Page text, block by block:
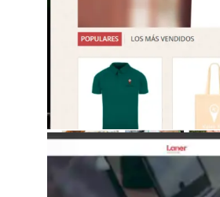
Web Verónica Ruiz 2019
Web operativa hasta mayo
Tienda en Prestashop